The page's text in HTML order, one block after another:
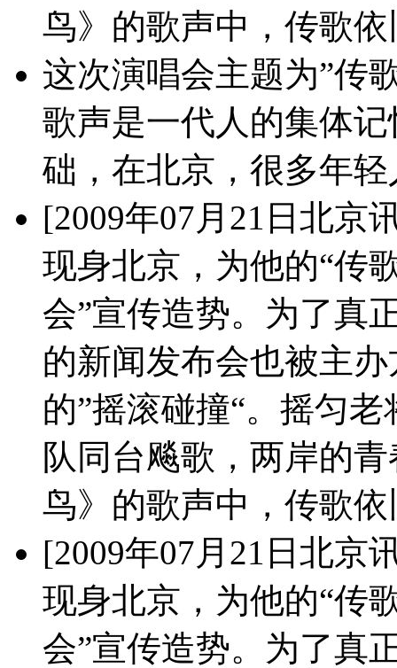
鸟》的歌声中，传歌
这次演唱会主题为”传
歌声是一代人的集体
础，在北京，很多年
[2009年07月21日北京
现身北京，为他的“传
会”宣传造势。为了真
的新闻发布会也被主
的”摇滚碰撞“。摇匀
队同台飚歌，两岸的
鸟》的歌声中，传歌
[2009年07月21日北京
现身北京，为他的“传
会”宣传造势。为了真